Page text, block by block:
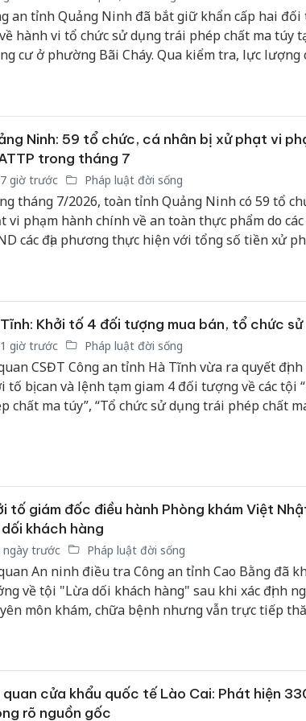
an tỉnh Quảng Ninh đã bắt giữ khẩn cấp hai
hành vi tổ chức sử dụng trái phép chất ma túy
cư ở phường Bãi Cháy. Qua kiểm tra, lực lượng
Ninh: 59 tổ chức, cá nhân bị xử phạt vi
trong tháng 7
giờ trước Pháp luật đời sống
tháng 7/2026, toàn tỉnh Quảng Ninh có 59 tổ
vi phạm hành chính về an toàn thực phẩm do
các địa phương thực hiện với tổng số tiền xử
Khởi tố 4 đối tượng mua bán, tổ chức
giờ trước Pháp luật đời sống
CSĐT Công an tỉnh Hà Tĩnh vừa ra quyết
tố bị can và lệnh tạm giam 4 đối tượng về các tội
chất ma túy”, “Tổ chức sử dụng trái phép chất
tố giám đốc điều hành Phòng khám Việt
khách hàng
ngày trước Pháp luật đời sống
An ninh điều tra Công an tỉnh Cao Bằng đã
về tội "Lừa dối khách hàng" sau khi xác định
môn khám, chữa bệnh nhưng vẫn trực tiếp
quan cửa khẩu quốc tế Lào Cai: Phát hiện
rõ nguồn gốc